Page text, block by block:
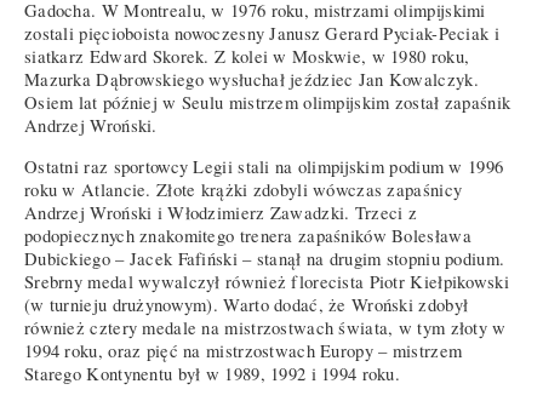
Gadocha. W Montrealu, w 1976 roku, mistrzami olimpijskimi
zostali pięcioboista nowoczesny Janusz Gerard Pyciak-Peciak i
siatkarz Edward Skorek. Z kolei w Moskwie, w 1980 roku,
Mazurka Dąbrowskiego wysłuchał jeździec Jan Kowalczyk.
Osiem lat później w Seulu mistrzem olimpijskim został zapaśnik
Andrzej Wroński.
Ostatni raz sportowcy Legii stali na olimpijskim podium w 1996
roku w Atlancie. Złote krążki zdobyli wówczas zapaśnicy
Andrzej Wroński i Włodzimierz Zawadzki. Trzeci z
podopiecznych znakomitego trenera zapaśników Bolesława
Dubickiego – Jacek Fafiński – stanął na drugim stopniu podium.
Srebrny medal wywalczył również florecista Piotr Kiełpikowski
(w turnieju drużynowym). Warto dodać, że Wroński zdobył
również cztery medale na mistrzostwach świata, w tym złoty w
1994 roku, oraz pięć na mistrzostwach Europy – mistrzem
Starego Kontynentu był w 1989, 1992 i 1994 roku.